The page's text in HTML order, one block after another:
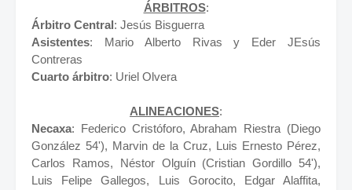
ÁRBITROS:
Árbitro Central: Jesús Bisguerra
Asistentes: Mario Alberto Rivas y Eder JEsús
Contreras
Cuarto árbitro: Uriel Olvera
ALINEACIONES:
Necaxa: Federico Cristóforo, Abraham Riestra (Diego
González 54'), Marvin de la Cruz, Luis Ernesto Pérez,
Carlos Ramos, Néstor Olguín (Cristian Gordillo 54'),
Luis Felipe Gallegos, Luis Gorocito, Edgar Alaffita,